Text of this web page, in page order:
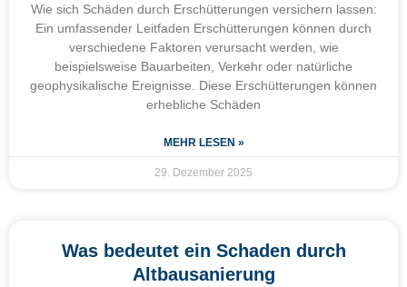
Wie sich Schäden durch Erschütterungen versichern lassen:
Ein umfassender Leitfaden Erschütterungen können durch
verschiedene Faktoren verursacht werden, wie
beispielsweise Bauarbeiten, Verkehr oder natürliche
geophysikalische Ereignisse. Diese Erschütterungen können
erhebliche Schäden
MEHR LESEN »
29. Dezember 2025
Was bedeutet ein Schaden durch
Altbausanierung